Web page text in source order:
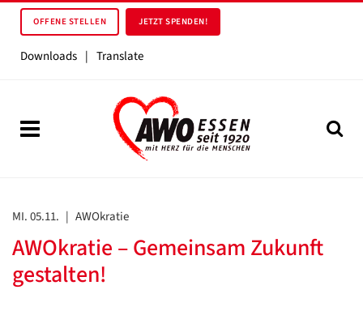
OFFENE STELLEN JETZT SPENDEN!
Downloads | Translate
MI. 05.11. | AWOkratie
AWOkratie – Gemeinsam Zukunft
gestalten!